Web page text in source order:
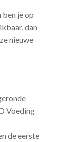
ben je op
dan
nieuwe
Voeding
de eerste